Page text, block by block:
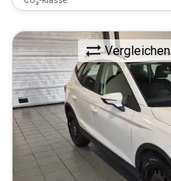
Vergleichen